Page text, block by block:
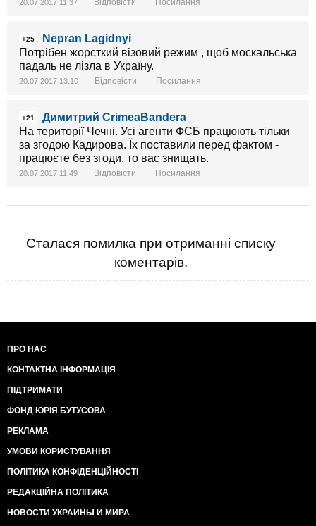
20.07.2017 11:37 Відповісти Посилання
+25
Nepran Lagidnyi
Потрібен жорсткий візовий режим , щоб москальська
падаль не лізла в Україну.
20.07.2017 13:10 Відповісти Посилання
+21
Димитрий CrimeaBandera
На території Чечні. Усі агенти ФСБ працюють тільки
за згодою Кадирова. Їх поставили перед фактом -
працюєте без згоди, то вас знищать.
20.07.2017 11:49 Відповісти Посилання
Сталася помилка при отриманні списку
коментарів.
ПРО НАС
КОНТАКТНА ІНФОРМАЦІЯ
ПІДТРИМАТИ
ФОНД ЮРІЯ БУТУСОВА
РЕКЛАМА
УМОВИ КОРИСТУВАННЯ
ПОЛІТИКА КОНФІДЕНЦІЙНОСТІ
РЕДАКЦІЙНА ПОЛІТИКА
НОВОСТИ УКРАИНЫ И МИРА